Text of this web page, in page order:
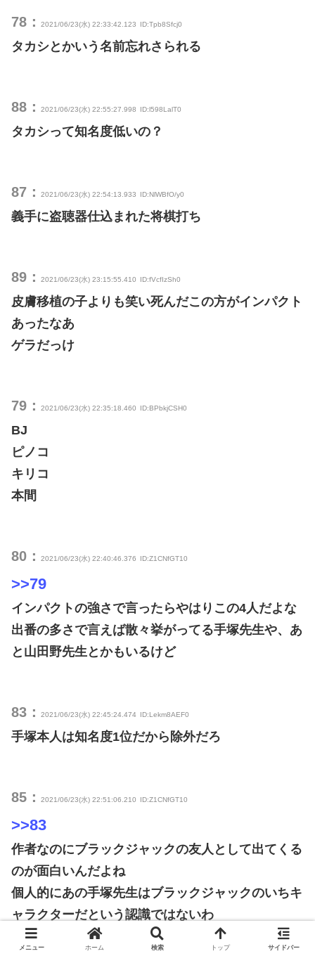
78： 2021/06/23(水) 22:33:42.123 ID:Tpb8Sfcj0
タカシとかいう名前忘れさられる
88： 2021/06/23(水) 22:55:27.998 ID:l598LalT0
タカシって知名度低いの？
87： 2021/06/23(水) 22:54:13.933 ID:NlWBfO/y0
義手に盗聴器仕込まれた将棋打ち
89： 2021/06/23(水) 23:15:55.410 ID:fVcfIzSh0
皮膚移植の子よりも笑い死んだこの方がインパクト
あったなあ
ゲラだっけ
79： 2021/06/23(水) 22:35:18.460 ID:BPbkjCSH0
BJ
ピノコ
キリコ
本間
80： 2021/06/23(水) 22:40:46.376 ID:Z1CNfGT10
>>79
インパクトの強さで言ったらやはりこの4人だよな
出番の多さで言えば散々挙がってる手塚先生や、あ
と山田野先生とかもいるけど
83： 2021/06/23(水) 22:45:24.474 ID:Lekm8AEF0
手塚本人は知名度1位だから除外だろ
85： 2021/06/23(水) 22:51:06.210 ID:Z1CNfGT10
>>83
作者なのにブラックジャックの友人として出てくる
のが面白いんだよね
個人的にあの手塚先生はブラックジャックのいちキ
ャラクターだという認識ではないわ
メニュー ホーム 検索 トップ サイドバー